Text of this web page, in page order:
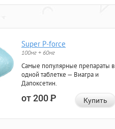
Super P-force
100мг + 60мг
Самые популярные препараты в
одной таблетке — Виагра и
Дапоксетин.
от 200Р Купить